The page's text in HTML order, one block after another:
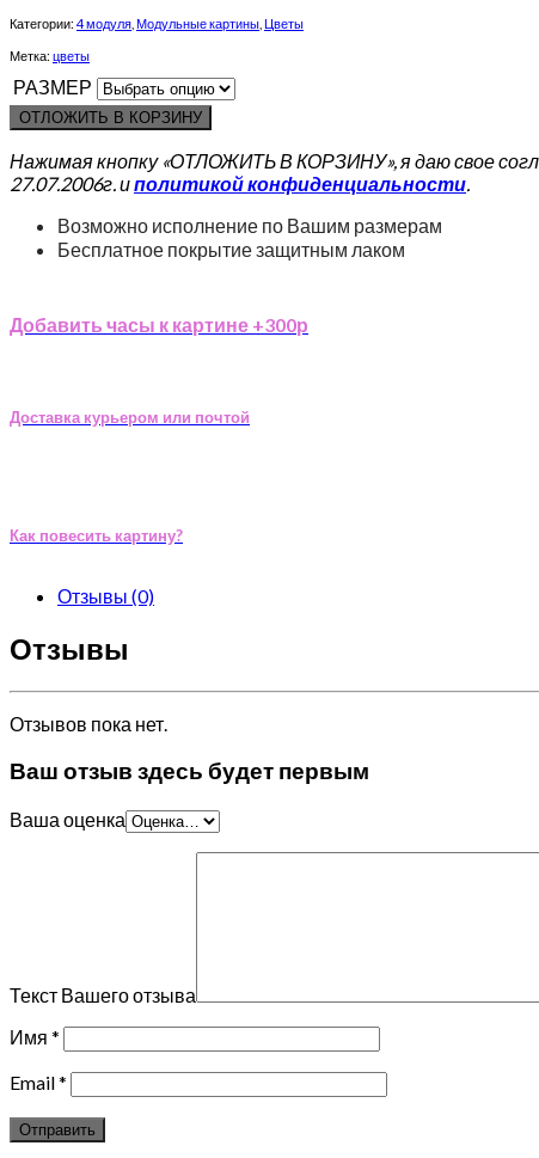
Категории: 4 модуля Модульные картины Цветы
Метка: цветы
РАЗМЕР
ОТЛОЖИТЬ В КОРЗИНУ
Нажимая кнопку «ОТЛОЖИТЬ В КОРЗИНУ», я даю свое
27.07.2006г. иполитикой конфиденциальности.
Возможно исполнение по Вашим размерам
Бесплатное покрытие защитным лаком
Добавить часы к картине +300р
Доставка курьером или почтой
Как повесить картину?
Отзывы (0)
Отзывы
Отзывов пока нет.
Ваш отзыв здесь будет первым
Ваша оценка
Текст Вашего отзыва
Имя *
Email*